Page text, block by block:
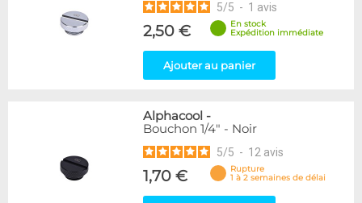
5/5 - 1 avis
2,50 €
En stock
Expédition immédiate
Ajouter au panier
Alphacool -
Bouchon 1/4" - Noir
5/5 - 12 avis
1,70 €
Rupture
1 à 2 semaines de délai